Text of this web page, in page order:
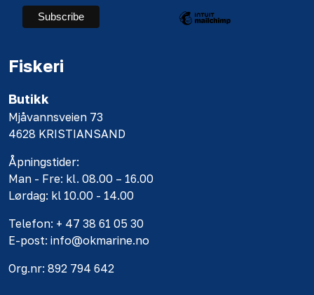
Fiskeri
Butikk
Mjåvannsveien 73
4628 KRISTIANSAND
Åpningstider:
Man - Fre: kl. 08.00 – 16.00
Lørdag: kl 10.00 - 14.00
Telefon: + 47 38 61 05 30
E-post: info@okmarine.no
Org.nr: 892 794 642